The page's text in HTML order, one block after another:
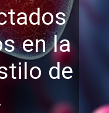
enla
de